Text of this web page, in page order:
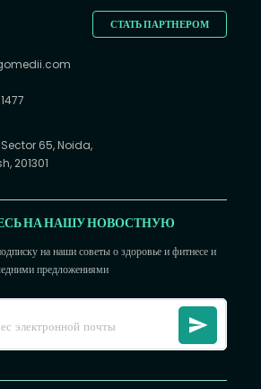
СТАТЬ ПАРТНЕРОМ
65, Noida,
201301
НА НАШУ НОВОСТНУЮ
на наши советы о здоровье и фитнесе и
предложениями